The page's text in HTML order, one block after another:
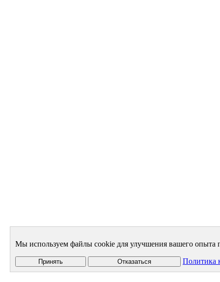
Мы используем файлы cookie для улучшения вашего опыта
Принять Отказаться Политика